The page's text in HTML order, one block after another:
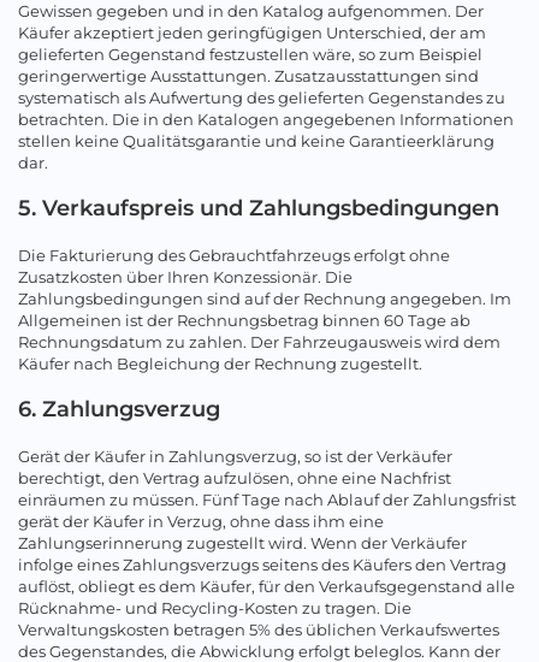
Gewissen gegeben und in den Katalog aufgenommen. Der
Käufer akzeptiert jeden geringfügigen Unterschied, der am
gelieferten Gegenstand festzustellen wäre, so zum Beispiel
geringerwertige Ausstattungen. Zusatzausstattungen sind
systematisch als Aufwertung des gelieferten Gegenstandes zu
betrachten. Die in den Katalogen angegebenen Informationen
stellen keine Qualitätsgarantie und keine Garantieerklärung
dar.
5. Verkaufspreis und Zahlungsbedingungen
Die Fakturierung des Gebrauchtfahrzeugs erfolgt ohne
Zusatzkosten über Ihren Konzessionär. Die
Zahlungsbedingungen sind auf der Rechnung angegeben. Im
Allgemeinen ist der Rechnungsbetrag binnen 60 Tage ab
Rechnungsdatum zu zahlen. Der Fahrzeugausweis wird dem
Käufer nach Begleichung der Rechnung zugestellt.
6. Zahlungsverzug
Gerät der Käufer in Zahlungsverzug, so ist der Verkäufer
berechtigt, den Vertrag aufzulösen, ohne eine Nachfrist
einräumen zu müssen. Fünf Tage nach Ablauf der Zahlungsfrist
gerät der Käufer in Verzug, ohne dass ihm eine
Zahlungserinnerung zugestellt wird. Wenn der Verkäufer
infolge eines Zahlungsverzugs seitens des Käufers den Vertrag
auflöst, obliegt es dem Käufer, für den Verkaufsgegenstand alle
Rücknahme- und Recycling-Kosten zu tragen. Die
Verwaltungskosten betragen 5% des üblichen Verkaufswertes
des Gegenstandes, die Abwicklung erfolgt beleglos. Kann der